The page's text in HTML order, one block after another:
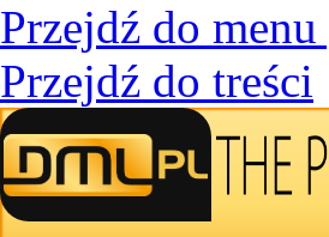
Przejdź do menu
Przejdź do treści